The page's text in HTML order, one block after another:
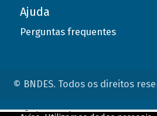
Ajuda
Perguntas frequentes
© BNDES. Todos os direitos